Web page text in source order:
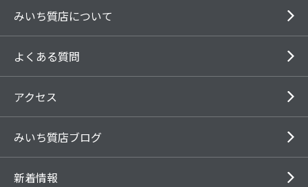
みいち質店について
よくある質問
アクセス
みいち質店ブログ
新着情報